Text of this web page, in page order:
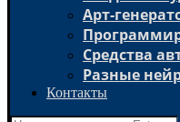
Арт-
Средства
Разные
Контакты